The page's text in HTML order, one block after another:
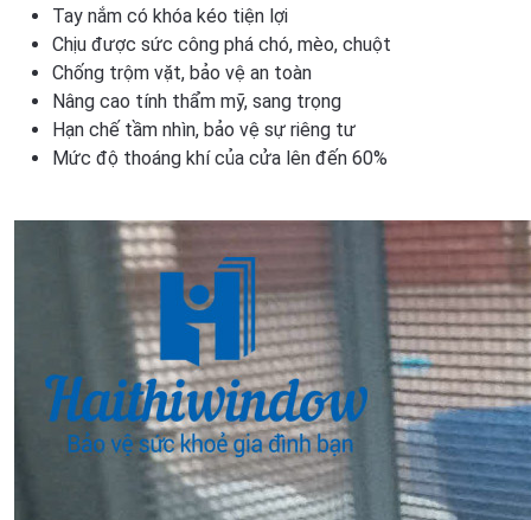
Tay nắm có khóa kéo tiện lợi
Chịu được sức công phá chó, mèo, chuột
Chống trộm vặt, bảo vệ an toàn
Nâng cao tính thẩm mỹ, sang trọng
Hạn chế tầm nhìn, bảo vệ sự riêng tư
Mức độ thoáng khí của cửa lên đến 60%